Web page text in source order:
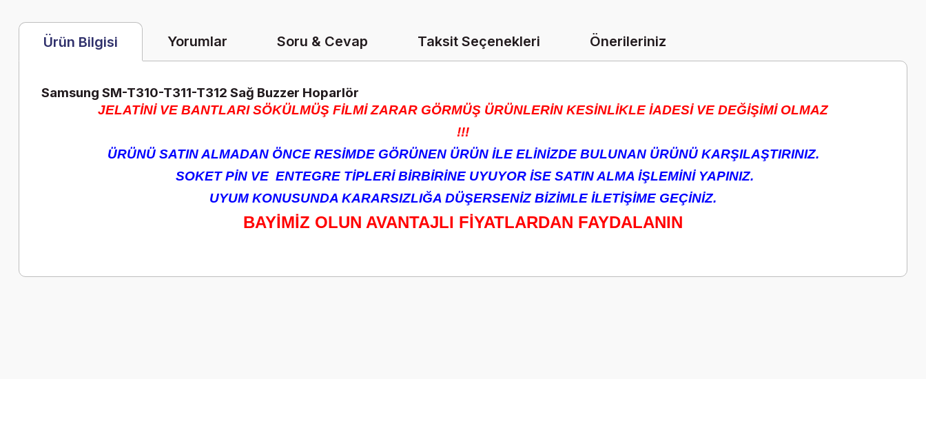
Ürün Bilgisi Yorumlar Soru & Cevap Taksit Seçenekleri Önerileriniz
Samsung SM-T310-T311-T312 Sağ Buzzer Hoparlör
JELATİNİ VE BANTLARI SÖKÜLMÜŞ FİLMİ ZARAR GÖRMÜŞ ÜRÜNLERİN KESİNLİKLE İADESİ VE DEĞİŞİMİ OLMAZ
!!!
ÜRÜNÜ SATIN ALMADAN ÖNCE RESİMDE GÖRÜNEN ÜRÜN İLE ELİNİZDE BULUNAN ÜRÜNÜ KARŞILAŞTIRINIZ.
SOKET PİN VE ENTEGRE TİPLERİ BİRBİRİNE UYUYOR İSE SATIN ALMA İŞLEMİNİ YAPINIZ.
UYUM KONUSUNDA KARARSIZLIĞA DÜŞERSENİZ BİZİMLE İLETİŞİME GEÇİNİZ.
BAYİMİZ OLUN AVANTAJLI FİYATLARDAN FAYDALANIN